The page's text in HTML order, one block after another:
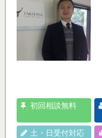
初回相談無料
土・日受付対応